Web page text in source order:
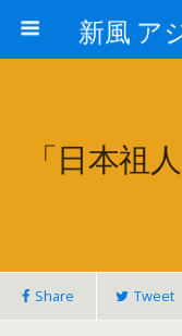
「日本祖
Share Tweet